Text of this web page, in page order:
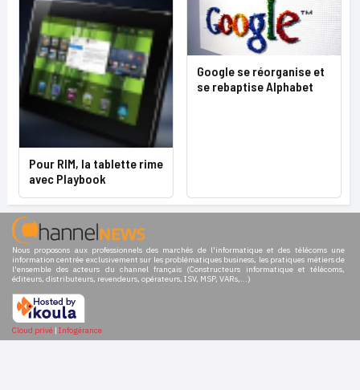
Pour RIM, la tablette rime
avec Playbook
Google se réorganise et
se rebaptise Alphabet
Nous proposons aux professionnels des marchés de l'informatique et des télécoms une
information centrée exclusivement sur les problématiques business, les pratiques métiers de
l'ensemble des acteurs du channel français (Constructeurs informatique et télécoms,
éditeurs, distributeurs, revendeurs, opérateurs, ISV, MSP, VARs,...)
Cloud privé | Infogérance